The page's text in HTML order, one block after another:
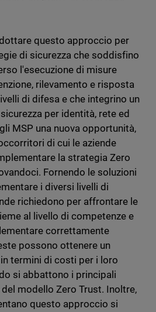
questo approccio per
di sicurezza che soddisfino
l'esecuzione di misure
rilevamento e risposta
di difesa e che integrino un
per identità, rete ed
MSP una nuova opportunità,
di cui le aziende
la strategia Zero
Fornendo le soluzioni
i diversi livelli di
richiedono per affrontare le
al livello di competenze e
correttamente
possono ottenere un
termini di costi per i loro
si abbattono i principali
modello Zero Trust. Inoltre,
questo approccio si